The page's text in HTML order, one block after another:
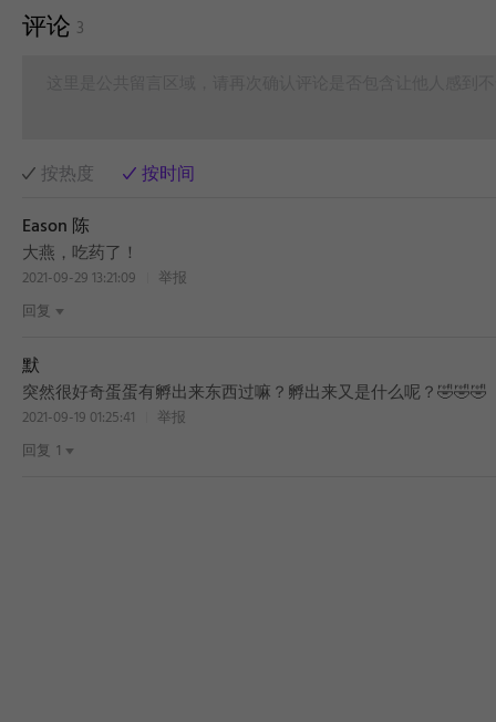
评论 3
按热度
按时间
Eason 陈
大燕，吃药了！
2021-09-29 13:21:09
举报
回复
默
突然很好奇蛋蛋有孵出来东西过嘛？孵出来又是什么呢？🤣🤣🤣
2021-09-19 01:25:41
举报
回复 1